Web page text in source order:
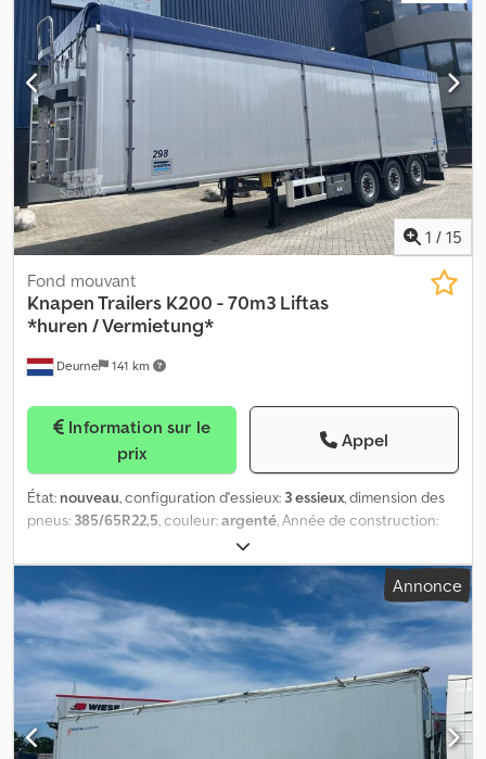
Phares supplémentaires * 3 essieux * Pneus en bon état (50 %) *
Véhicule allemand * Bâche enroulable Sous réserve d'erreurs et
de vente entre-temps.
1 / 15
Deurne 141 km
Fond mouvant
Knapen Trailers K200 - 70m3 Liftas
*huren / Vermietung*
prix
Appel
État: nouveau, configuration d'essieux: 3 essieux, dimension des
pneus: 385/65R22,5, couleur:argenté, Année de construction:
, Complet avec : - Châssis en aluminium - Essieu relevable -
Télécommande - Petite porte dans la paroi avant - Smartboard -
6x feux arrière ronds = Informations supplémentaires =
Informations générales Année de fabrication : 2026 Configuration
des essieux Dimension des pneus : 385/65R22,5 Marque des
essieux : SAF CD Essieu arrière 1 : Profil pneumatique gauche : 100
% ; Profil pneumatique droit : 100 % Essieu arrière 2 : Profil
pneumatique gauche : 100 % ; Profil pneumatique droit : 100 %
Essieu arrière 3 : Essieu relevable ; Profil pneumatique gauche :
100 % ; Profil pneumatique droit : 100 % Poids Cjdpfoy R Dqzjx
Annonce